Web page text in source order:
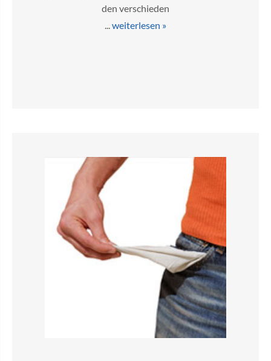
den verschieden
weiterlesen »